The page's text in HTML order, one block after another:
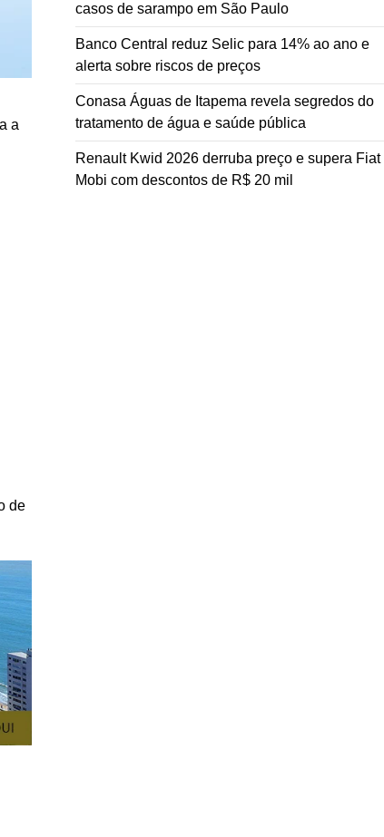
a
de
casos de sarampo em São Paulo
Banco Central reduz Selic para 14% ao ano e
alerta sobre riscos de preços
Conasa Águas de Itapema revela segredos do
tratamento de água e saúde pública
Renault Kwid 2026 derruba preço e supera Fiat
Mobi com descontos de R$ 20 mil